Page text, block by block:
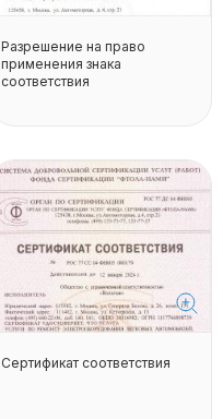
Разрешение на право
применения знака
соответствия
Сертификат соответствия